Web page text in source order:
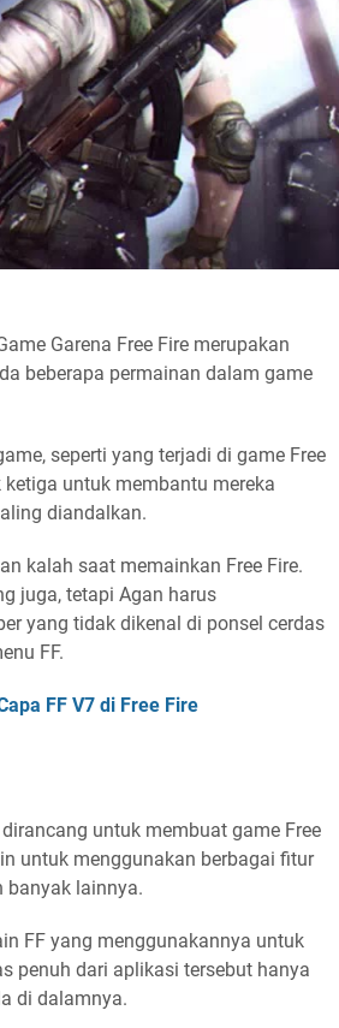
Garena Free Fire merupakan
beberapa permainan dalam game
seperti yang terjadi di game Free
untuk membantu mereka
diandalkan.
kalah saat memainkan Free Fire.
juga, tetapi Agan harus
yang tidak dikenal di ponsel cerdas
FF.
FF V7 di Free Fire
untuk membuat game Free
untuk menggunakan berbagai fitur
banyak lainnya.
FF yang menggunakannya untuk
penuh dari aplikasi tersebut hanya
di dalamnya.